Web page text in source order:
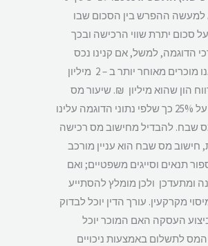
ההפרש בין הסכום שבו
סכום יתרת שווי הרכישה ובכך
הדוגמה, למשל, אם קנינו נכס
במיליון ש"ח אותו אנו מוכרים מאוחר יותר ב – 2 מיליון
הון שהוא מיליון ₪. שיעור מס
השבח יעמוד בד"כ על 25% כך שלפי נתוני הדוגמה עלינו
₪ מס שבח. להבדיל מחישוב מס רכישה
מס שבח הוא עניין מורכב
תנאים וסייגים משפטיים; ואם
ולכן מומלץ להסתייע
מקרקעין. עורך הדין יוכל לבדוק
העסקה האם המוכר יוכל
לתשלום באמצעות ניכויים